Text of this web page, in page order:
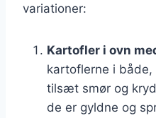
variationer:
Kartofler i ovn
kartoflerne i
tilsæt smør og
de er gyldne og